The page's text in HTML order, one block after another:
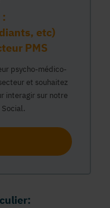
etc)
PMS
psycho-médico-
et souhaitez
interagir sur notre